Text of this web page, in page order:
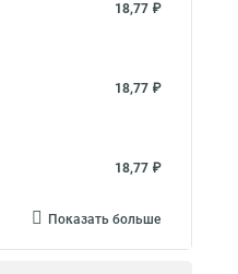
18,77 ₽
18,77 ₽
18,77 ₽
Показать больше